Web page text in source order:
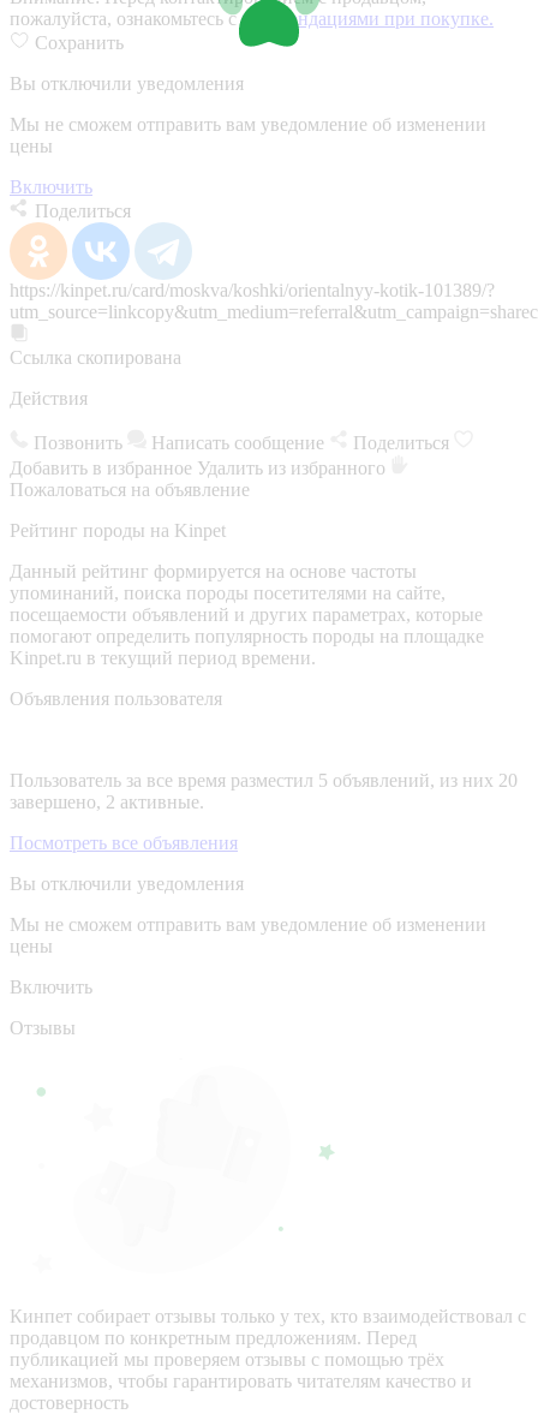
пожалуйста, ознакомьтесь срекомендациями при покупке.
Сохранить
Вы отключили уведомления
Мы не сможем отправить вам уведомление об изменении
цены
Включить
Поделиться
https://kinpet.ru/card/moskva/koshki/orientalnyy-kotik-101389/?
Ссылка скопирована
Действия
Позвонить Написать сообщение
Поделиться
Добавить в избранное Удалить из избранного
Пожаловаться на объявление
Рейтинг породы на Kinpet
Данный рейтинг формируется на основе частоты
упоминаний, поиска породы посетителями на сайте,
посещаемости объявлений и других параметрах, которые
помогают определить популярность породы на площадке
Kinpet.ru в текущий период времени.
Объявления пользователя
Пользователь за все время разместил 5 объявлений, из них 20
завершено, 2 активные.
Посмотреть все объявления
Вы отключили уведомления
Мы не сможем отправить вам уведомление об изменении
цены
Включить
Отзывы
Кинпет собирает отзывы только у тех, кто взаимодействовал с
продавцом по конкретным предложениям. Перед
публикацией мы проверяем отзывы с помощью трёх
механизмов, чтобы гарантировать читателям качество и
достоверность